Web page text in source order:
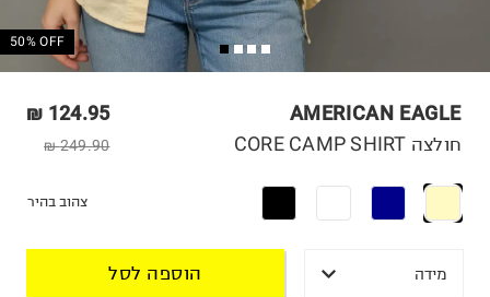
50% OFF
AMERICAN EAGLE
124.95 ₪
249.90 ₪ חולצה CORE CAMP SHIRT
צהוב בהיר
מידה הוספה לסל